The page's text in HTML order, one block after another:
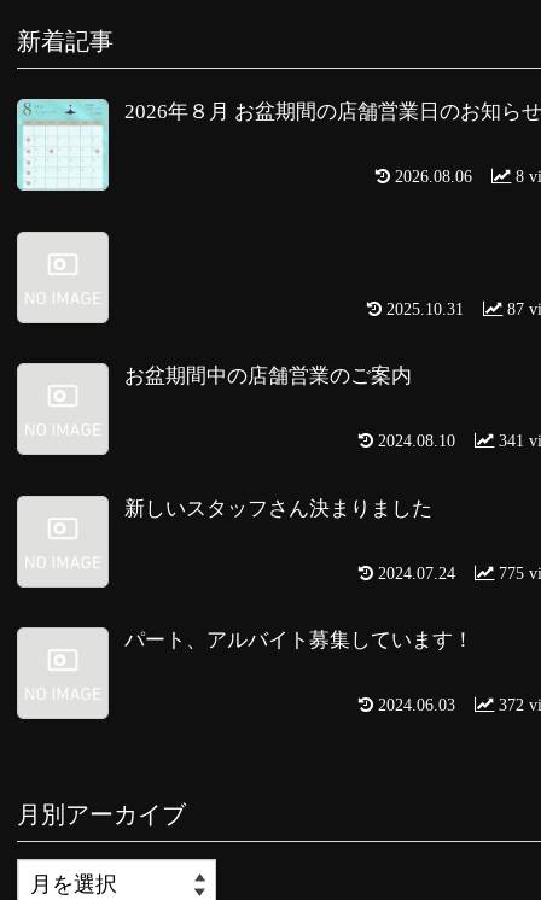
新着記事
2026年８月 お盆期間の店舗営業日のお知らせ
8
2026.08.06
87
2025.10.31
お盆期間中の店舗営業のご案内
341
2024.08.10
新しいスタッフさん決まりました
775
2024.07.24
パート、アルバイト募集しています！
372
2024.06.03
月別アーカイブ